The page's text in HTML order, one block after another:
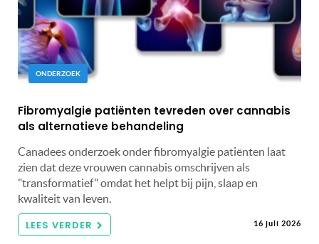
ONDERZOEK
Fibromyalgie patiënten tevreden over cannabis
als alternatieve behandeling
Canadees onderzoek onder fibromyalgie patiënten laat
zien dat deze vrouwen cannabis omschrijven als
"transformatief" omdat het helpt bij pijn, slaap en
kwaliteit van leven.
LEES VERDER 16 juli 2026